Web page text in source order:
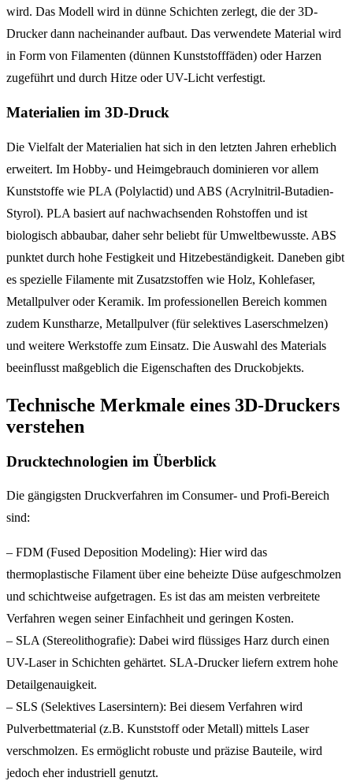
wird. Das Modell wird in dünne Schichten zerlegt, die der 3D-
Drucker dann nacheinander aufbaut. Das verwendete Material wird
in Form von Filamenten (dünnen Kunststofffäden) oder Harzen
zugeführt und durch Hitze oder UV-Licht verfestigt.
Materialien im 3D-Druck
Die Vielfalt der Materialien hat sich in den letzten Jahren erheblich
erweitert. Im Hobby- und Heimgebrauch dominieren vor allem
Kunststoffe wie PLA (Polylactid) und ABS (Acrylnitril-Butadien-
Styrol). PLA basiert auf nachwachsenden Rohstoffen und ist
biologisch abbaubar, daher sehr beliebt für Umweltbewusste. ABS
punktet durch hohe Festigkeit und Hitzebeständigkeit. Daneben gibt
es spezielle Filamente mit Zusatzstoffen wie Holz, Kohlefaser,
Metallpulver oder Keramik. Im professionellen Bereich kommen
zudem Kunstharze, Metallpulver (für selektives Laserschmelzen)
und weitere Werkstoffe zum Einsatz. Die Auswahl des Materials
beeinflusst maßgeblich die Eigenschaften des Druckobjekts.
Technische Merkmale eines 3D-Druckers
verstehen
Drucktechnologien im Überblick
Die gängigsten Druckverfahren im Consumer- und Profi-Bereich
sind:
– FDM (Fused Deposition Modeling): Hier wird das
thermoplastische Filament über eine beheizte Düse aufgeschmolzen
und schichtweise aufgetragen. Es ist das am meisten verbreitete
Verfahren wegen seiner Einfachheit und geringen Kosten.
– SLA (Stereolithografie): Dabei wird flüssiges Harz durch einen
UV-Laser in Schichten gehärtet. SLA-Drucker liefern extrem hohe
Detailgenauigkeit.
– SLS (Selektives Lasersintern): Bei diesem Verfahren wird
Pulverbettmaterial (z.B. Kunststoff oder Metall) mittels Laser
verschmolzen. Es ermöglicht robuste und präzise Bauteile, wird
jedoch eher industriell genutzt.